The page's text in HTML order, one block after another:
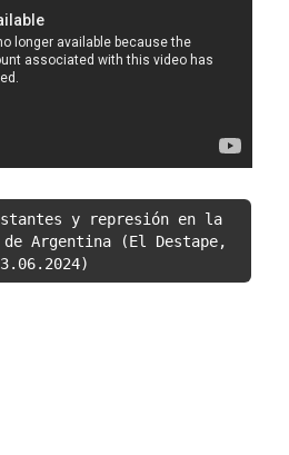
y represión en la
de Argentina (El Destape,